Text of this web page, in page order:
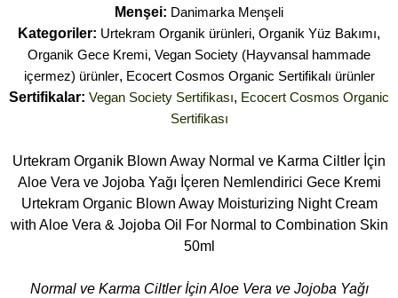
Menşei: Danimarka Menşeli
Kategoriler: Urtekram Organik ürünleri, Organik Yüz Bakımı,
Organik Gece Kremi, Vegan Society (Hayvansal hammade
içermez) ürünler, Ecocert Cosmos Organic Sertifikalı ürünler
Sertifikalar: Vegan Society Sertifikası, Ecocert Cosmos Organic
Sertifikası
Urtekram Organik Blown Away Normal ve Karma Ciltler İçin
Aloe Vera ve Jojoba Yağı İçeren Nemlendirici Gece Kremi
Urtekram Organic Blown Away Moisturizing Night Cream
with Aloe Vera & Jojoba Oil For Normal to Combination Skin
50ml
Normal ve Karma Ciltler İçin Aloe Vera ve Jojoba Yağı